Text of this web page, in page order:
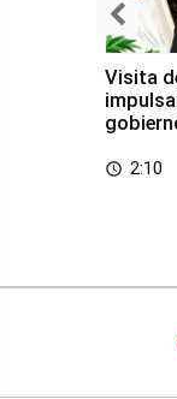
Visita
access_time 2:10